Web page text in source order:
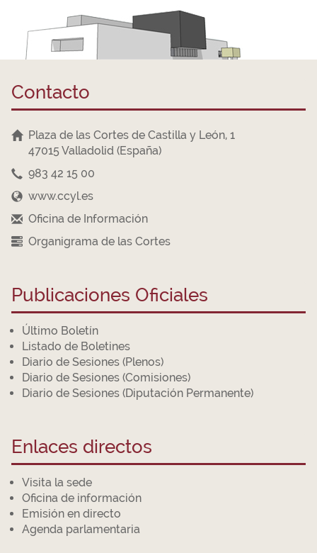
Contacto
Plaza de las Cortes de Castilla y León, 1
47015 Valladolid (España)
983 42 15 00
www.ccyl.es
Oficina de Información
Organigrama de las Cortes
Publicaciones Oficiales
Último Boletín
Listado de Boletines
Diario de Sesiones (Plenos)
Diario de Sesiones (Comisiones)
Diario de Sesiones (Diputación Permanente)
Enlaces directos
Visita la sede
Oficina de información
Emisión en directo
Agenda parlamentaria